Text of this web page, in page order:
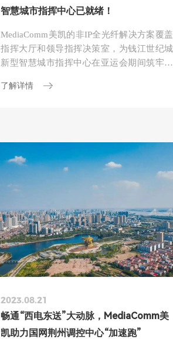
智慧城市指挥中心已就绪！
MediaComm美凯的非IP全光纤解决方案覆盖
指挥大厅和领导指挥决策室，为钱江世纪城
新型智慧城市指挥中心在亚运会期间筑牢安
航“平安亚运”，为本届亚运会的顺利举办提
了解详情
2023.08.21
畅通“西电东送”大动脉，MediaComm美
凯助力国网荆州调控中心“加速跑”